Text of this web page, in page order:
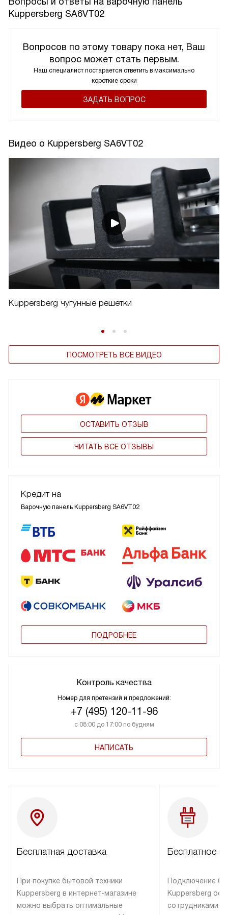
Kuppersberg SA6VT02
Вопросов по этому товару пока нет, Ваш
вопрос может стать первым.
Наш специалист постарается ответить в максимально
короткие сроки
ЗАДАТЬ ВОПРОС
Видео о Kuppersberg SA6VT02
Kuppersberg чугунные решетки
ПОСМОТРЕТЬ ВСЕ ВИДЕО
ОСТАВИТЬ ОТЗЫВ
ЧИТАТЬ ВСЕ ОТЗЫВЫ
Кредит на
Варочную панель Kuppersberg SA6VT02
ПОДРОБНЕЕ
Контроль качества
Номер для претензий и предложений:
+7 (495) 120-11-96
с 08:00 до 17:00 по будням
НАПИСАТЬ
Бесплатная доставка
При покупке бытовой техники
Kuppersberg в интернет-магазине
можно выбрать оптимальные
Бесплатное
Подключение
Kuppersberg
сотрудниками